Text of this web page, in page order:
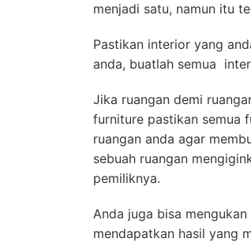
menjadi satu, namun itu
Pastikan interior yang
anda, buatlah semua
Jika ruangan demi
furniture pastikan semua
ruangan anda agar
sebuah ruangan
pemiliknya.
Anda juga bisa
mendapatkan hasil yang